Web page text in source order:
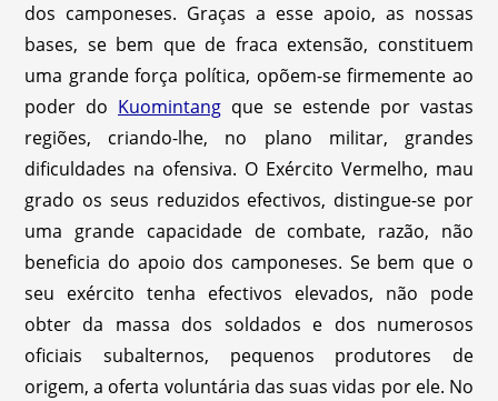
dos camponeses. Graças a esse apoio, as nossas
bases, se bem que de fraca extensão, constituem
uma grande força política, opõem-se firmemente ao
poder do Kuomintang que se estende por vastas
regiões, criando-lhe, no plano militar, grandes
dificuldades na ofensiva. O Exército Vermelho, mau
grado os seus reduzidos efectivos, distingue-se por
uma grande capacidade de combate, razão, não
beneficia do apoio dos camponeses. Se bem que o
seu exército tenha efectivos elevados, não pode
obter da massa dos soldados e dos numerosos
oficiais subalternos, pequenos produtores de
origem, a oferta voluntária das suas vidas por ele. No